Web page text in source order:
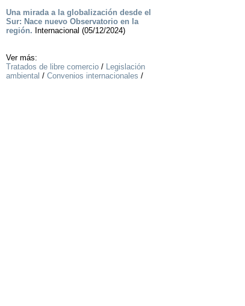
Una mirada a la globalización desde el
Sur: Nace nuevo Observatorio en la
región. Internacional (05/12/2024)
Ver más:
Tratados de libre comercio/ Legislación
ambiental / Convenios internacionales /